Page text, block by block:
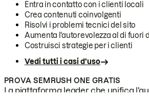
Entra in contatto con i clienti locali
Crea contenuti coinvolgenti
Risolvi i problemi tecnici del sito
Aumenta l'autorevolezza al di fuori
Costruisci strategie per i clienti
Vedi tutti i casi d'uso
PROVA SEMRUSH ONE GRATIS
La piattaforma leader che unifica